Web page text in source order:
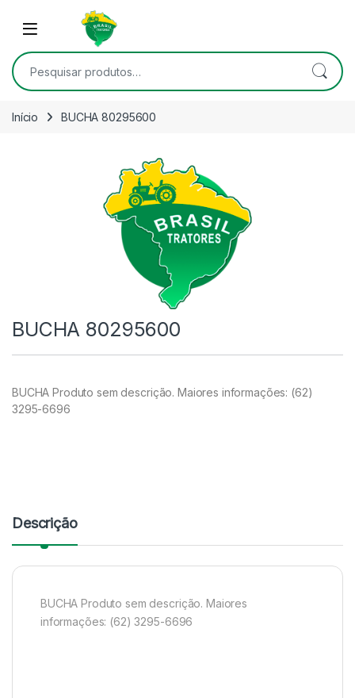
Skip to navigation
Open
Pesquisar por:
Início BUCHA 80295600
BUCHA 80295600
BUCHA Produto sem descrição. Maiores informações: (62)
3295-6696
Descrição
BUCHA Produto sem descrição. Maiores
informações: (62) 3295-6696